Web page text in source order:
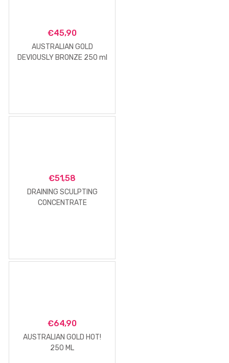
€45,90
AUSTRALIAN GOLD
DEVIOUSLY BRONZE 250 ml
€51,58
DRAINING SCULPTING
CONCENTRATE
€64,90
AUSTRALIAN GOLD HOT!
250 ML